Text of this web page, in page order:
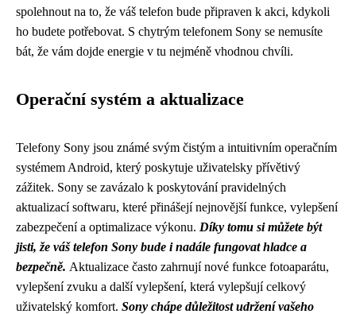
spolehnout na to, že váš telefon bude připraven k akci, kdykoli
ho budete potřebovat. S chytrým telefonem Sony se nemusíte
bát, že vám dojde energie v tu nejméně vhodnou chvíli.
Operační systém a aktualizace
Telefony Sony jsou známé svým čistým a intuitivním operačním
systémem Android, který poskytuje uživatelsky přívětivý
zážitek. Sony se zavázalo k poskytování pravidelných
aktualizací softwaru, které přinášejí nejnovější funkce, vylepšení
zabezpečení a optimalizace výkonu. Díky tomu si můžete být
jisti, že váš telefon Sony bude i nadále fungovat hladce a
bezpečně. Aktualizace často zahrnují nové funkce fotoaparátu,
vylepšení zvuku a další vylepšení, která vylepšují celkový
uživatelský komfort. Sony chápe důležitost udržení vašeho